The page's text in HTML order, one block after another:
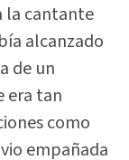
la cantante
alcanzado
de un
era tan
como
empañada